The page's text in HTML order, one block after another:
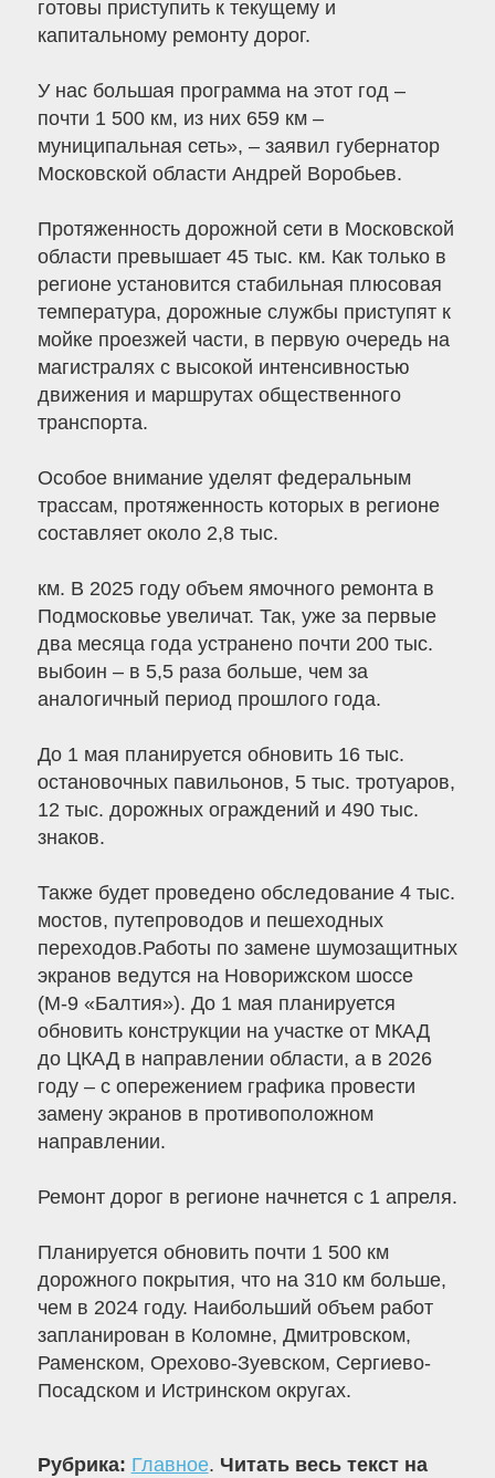
готовы приступить к текущему и
капитальному ремонту дорог.
У нас большая программа на этот год –
почти 1 500 км, из них 659 км –
муниципальная сеть», – заявил губернатор
Московской области Андрей Воробьев.
Протяженность дорожной сети в Московской
области превышает 45 тыс. км. Как только в
регионе установится стабильная плюсовая
температура, дорожные службы приступят к
мойке проезжей части, в первую очередь на
магистралях с высокой интенсивностью
движения и маршрутах общественного
транспорта.
Особое внимание уделят федеральным
трассам, протяженность которых в регионе
составляет около 2,8 тыс.
км. В 2025 году объем ямочного ремонта в
Подмосковье увеличат. Так, уже за первые
два месяца года устранено почти 200 тыс.
выбоин – в 5,5 раза больше, чем за
аналогичный период прошлого года.
До 1 мая планируется обновить 16 тыс.
остановочных павильонов, 5 тыс. тротуаров,
12 тыс. дорожных ограждений и 490 тыс.
знаков.
Также будет проведено обследование 4 тыс.
мостов, путепроводов и пешеходных
переходов.Работы по замене шумозащитных
экранов ведутся на Новорижском шоссе
(М-9 «Балтия»). До 1 мая планируется
обновить конструкции на участке от МКАД
до ЦКАД в направлении области, а в 2026
году – с опережением графика провести
замену экранов в противоположном
направлении.
Ремонт дорог в регионе начнется с 1 апреля.
Планируется обновить почти 1 500 км
дорожного покрытия, что на 310 км больше,
чем в 2024 году. Наибольший объем работ
запланирован в Коломне, Дмитровском,
Раменском, Орехово-Зуевском, Сергиево-
Посадском и Истринском округах.
Рубрика: Главное. Читать весь текст на